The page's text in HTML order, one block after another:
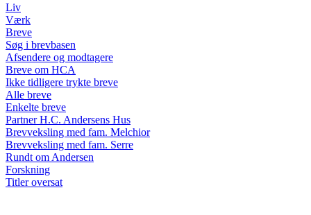
Liv
Værk
Breve
Søg i brevbasen
Afsendere og modtagere
Breve om HCA
Ikke tidligere trykte breve
Alle breve
Enkelte breve
Partner H.C. Andersens Hus
Brevveksling med fam. Melchior
Brevveksling med fam. Serre
Rundt om Andersen
Forskning
Titler oversat